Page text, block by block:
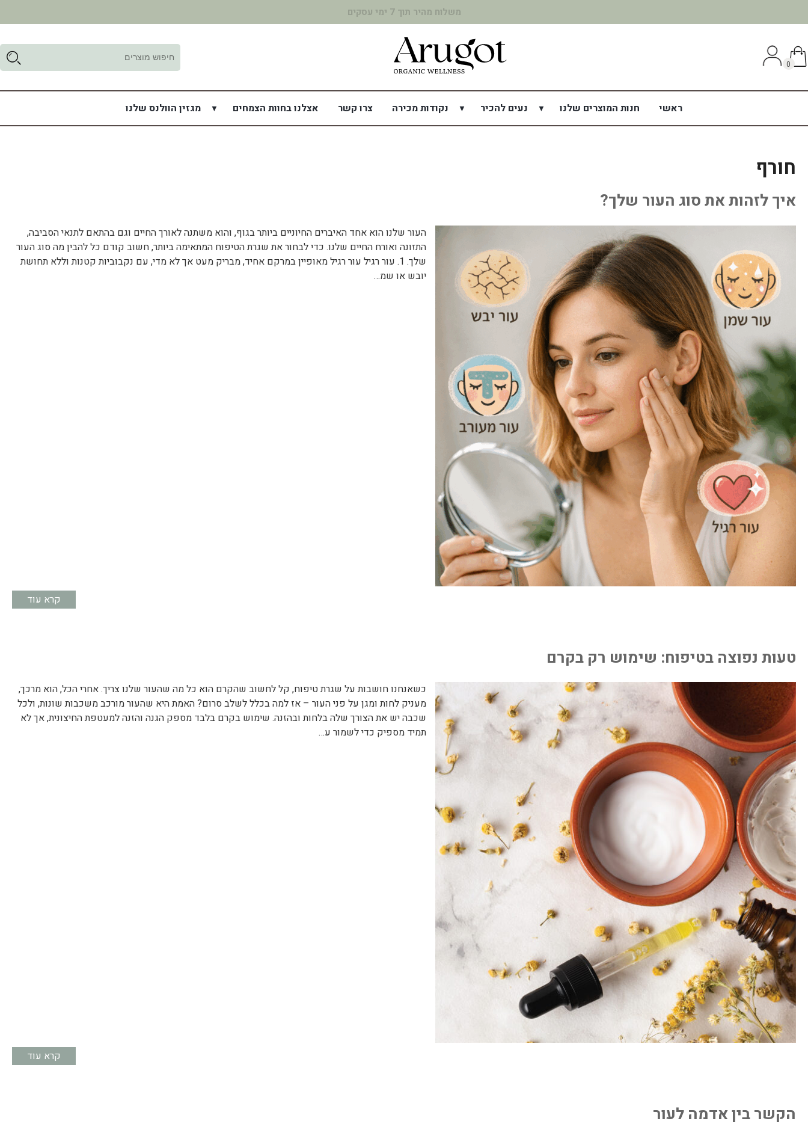
משלוח מהיר תוך 7 ימי עסקים
0
ראשי חנות המוצרים שלנו נעים להכיר נקודות מכירה צרו קשר אצלנו בחוות הצמחים מגזין הוולנס שלנו
חורף
איך לזהות את סוג העור שלך?
העור שלנו הוא אחד האיברים החיוניים ביותר בגוף, והוא משתנה לאורך החיים וגם בהתאם לתנאי הסביבה,
התזונה ואורח החיים שלנו. כדי לבחור את שגרת הטיפוח המתאימה ביותר, חשוב קודם כל להבין מה סוג העור
שלך. 1. עור רגיל עור רגיל מאופיין במרקם אחיד, מבריק מעט אך לא מדי, עם נקבוביות קטנות וללא תחושת
יובש או שמ…
קרא עוד
טעות נפוצה בטיפוח: שימוש רק בקרם
כשאנחנו חושבות על שגרת טיפוח, קל לחשוב שהקרם הוא כל מה שהעור שלנו צריך. אחרי הכל, הוא מרכך,
מעניק לחות ומגן על פני העור – אז למה בכלל לשלב סרום? האמת היא שהעור מורכב משכבות שונות, ולכל
שכבה יש את הצורך שלה בלחות ובהזנה. שימוש בקרם בלבד מספק הגנה והזנה למעטפת החיצונית, אך לא
תמיד מספיק כדי לשמור ע…
קרא עוד
הקשר בין אדמה לעור